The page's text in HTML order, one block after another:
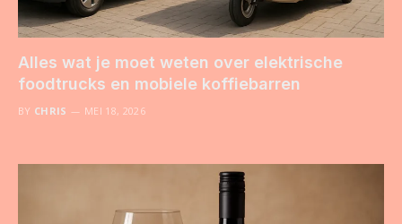
Alles wat je moet weten over elektrische
foodtrucks en mobiele koffiebarren
BY CHRIS MEI 18, 2026